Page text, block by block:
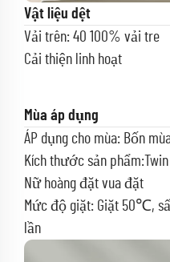
Vật liệu dệt
Vải trên: 40 100% vải tre
Cải thiện linh hoạt
Mùa áp dụng
ÁP dụng cho mùa: Bốn
Kích thước sản
Nữ hoàng đặt vua đặt
Mức độ giặt: Giặt 50℃,
lần